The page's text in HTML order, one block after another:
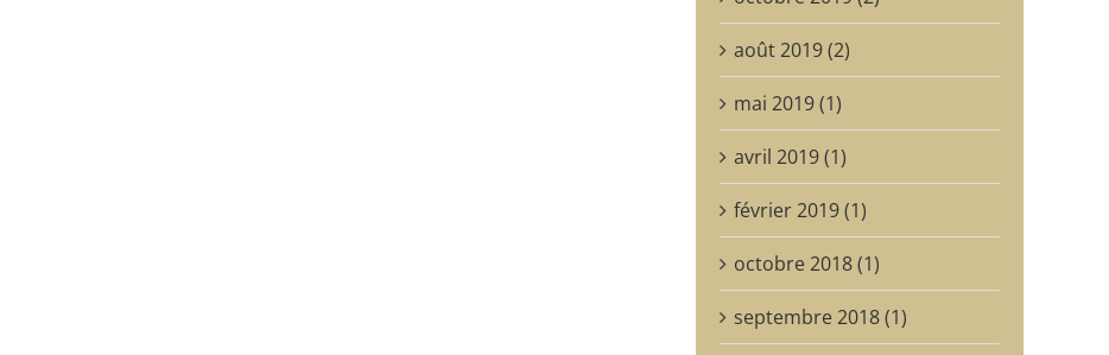
août 2019 (2)
mai 2019 (1)
avril 2019 (1)
février 2019 (1)
octobre 2018 (1)
septembre 2018 (1)